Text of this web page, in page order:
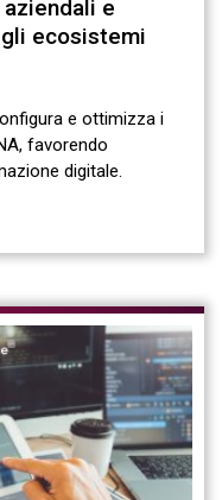
e
ecosistemi
e ottimizza i
favorendo
digitale.